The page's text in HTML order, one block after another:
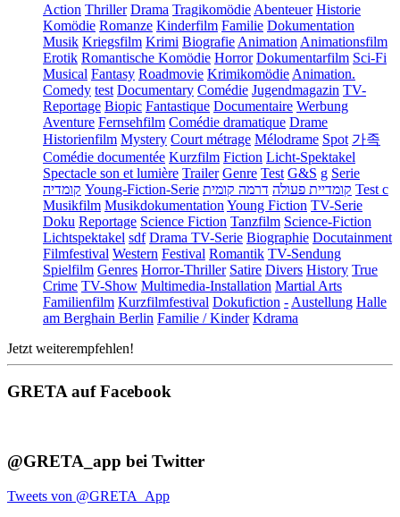
Action Thriller Drama Tragikomödie Abenteuer Historie
Komödie Romanze Kinderfilm Familie Dokumentation
Musik Kriegsfilm Krimi Biografie Animation Animationsfilm
Erotik Romantische Komödie Horror Dokumentarfilm Sci-Fi
Musical Fantasy Roadmovie Krimikomödie Animation.
Comedy test Documentary Comédie Jugendmagazin TV-
Reportage Biopic Fantastique Documentaire Werbung
Aventure Fernsehfilm Comédie dramatique Drame
Historienfilm Mystery Court métrage Mélodrame Spot 가족
Comédie documentée Kurzfilm Fiction Licht-Spektakel
Spectacle son et lumière Trailer Genre Test G&S g Serie
קומדיה Young-Fiction-Serie קומדיית פעולה דרמה קומית
Test c
Musikfilm Musikdokumentation Young Fiction TV-Serie
Doku Reportage Science Fiction Tanzfilm Science-Fiction
Lichtspektakel sdf Drama TV-Serie Biographie Docutainment
Filmfestival Western Festival Romantik TV-Sendung
Spielfilm Genres Horror-Thriller Satire Divers History True
Crime TV-Show Multimedia-Installation Martial Arts
Familienfilm Kurzfilmfestival Dokufiction - Austellung Halle
am Berghain Berlin Familie / Kinder Kdrama
Jetzt weiterempfehlen!
GRETA auf Facebook
@GRETA_app bei Twitter
Tweets von @GRETA_App